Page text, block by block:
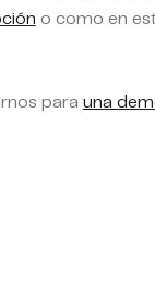
o como en
para una